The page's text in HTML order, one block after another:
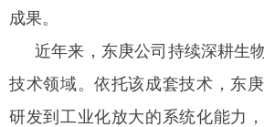
成果。
近年来，东庚公司持续深耕生
技术领域。依托该成套技术，东
研发到工业化放大的系统化能力